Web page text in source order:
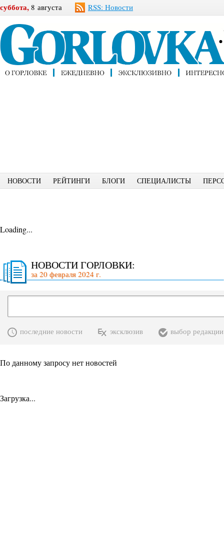
суббота, 8 августа RSS: Новости
НОВОСТИ РЕЙТИНГИ БЛОГИ СПЕЦИАЛИСТЫ
Loading...
НОВОСТИ ГОРЛОВКИ:
за 20 февраля 2024 г.
последние новости эксклюзив выбор редакции
По данному запросу нет новостей
Загрузка...